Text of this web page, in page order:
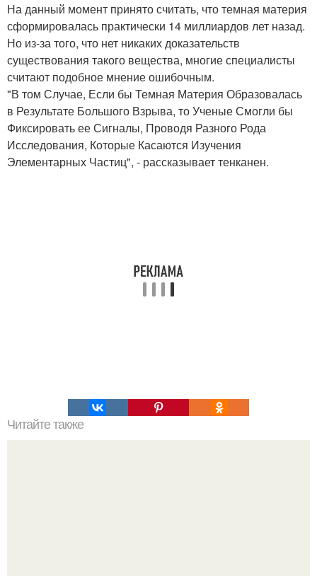
На данный момент принято считать, что темная материя
сформировалась практически 14 миллиардов лет назад.
Но из-за того, что нет никаких доказательств
существования такого вещества, многие специалисты
считают подобное мнение ошибочным.
"В том Случае, Если бы Темная Материя Образовалась
в Результате Большого Взрыва, то Ученые Смогли бы
Фиксировать ее Сигналы, Проводя Разного Рода
Исследования, Которые Касаются Изучения
Элементарных Частиц", - рассказывает тенканен.
Читайте также